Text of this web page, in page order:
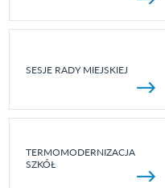
SESJE RADY MIEJSKIEJ
TERMOMODERNIZACJA
SZKÓŁ